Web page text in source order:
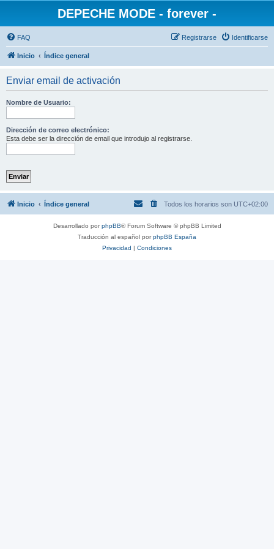
DEPECHE MODE - forever -
FAQ Identificarse
Registrarse
Inicio Índice general
Enviar email de activación
Nombre de Usuario:
Dirección de correo electrónico:
Esta debe ser la dirección de email que introdujo al registrarse.
Inicio Índice general Todos los horarios son UTC+02:00
Desarrollado porphpBB® Forum Software © phpBB Limited
Traducción al español porphpBB España
Privacidad | Condiciones